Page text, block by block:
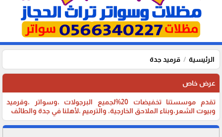
الرئيسية قرميد جدة
عرض خاص
تقدم موسستنا تخفيضات 20%لجميع البرجولات ،وسواتر ،وقرميد
وبيوت الشعر،وبناء الملاحق الخارجية، والترميم ،لأهلنا في جدة والطائف